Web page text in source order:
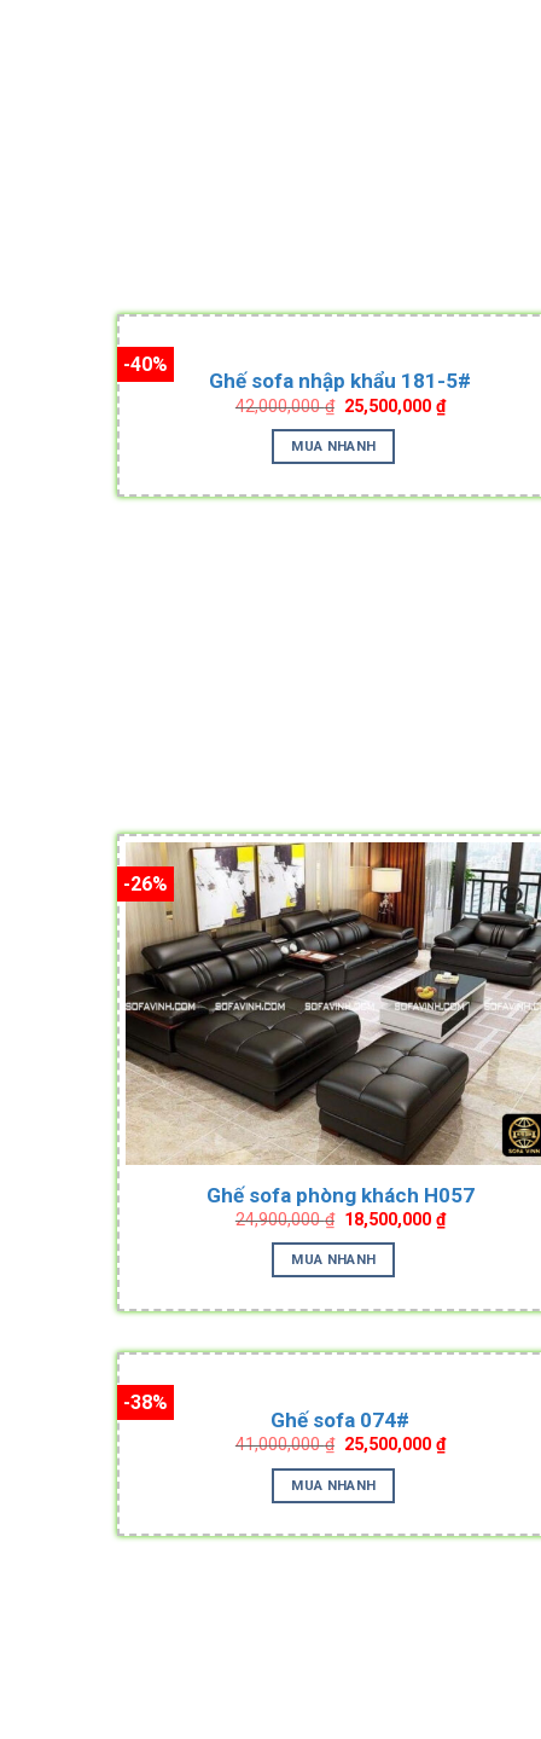
-40%
Ghế sofa nhập khẩu 181-5#
42,000,000₫ Original
price
was:
42,000,000 ₫.
25,500,000₫Current
price
MUA NHANH
-26%
Ghế sofa phòng khách H057
24,900,000₫ Original
price
was:
24,900,000 ₫.
18,500,000₫Current
price
MUA NHANH
-38%
Ghế sofa 074#
41,000,000₫ Original
price
was:
41,000,000 ₫.
25,500,000₫Current
price
MUA NHANH